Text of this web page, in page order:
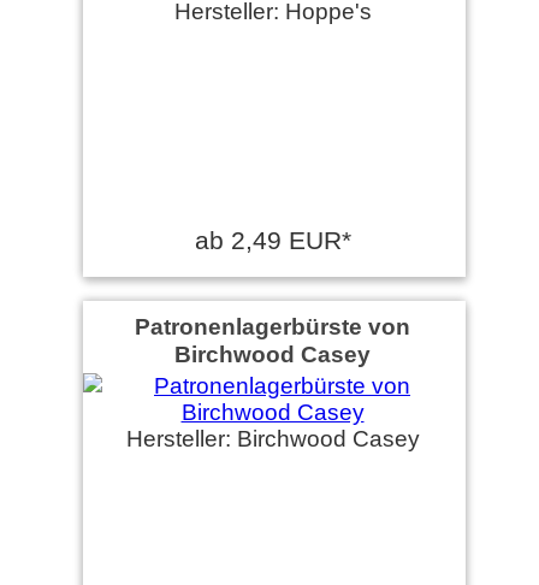
Hersteller: Hoppe's
ab 2,49 EUR*
Patronenlagerbürste von
Birchwood Casey
Hersteller: Birchwood Casey